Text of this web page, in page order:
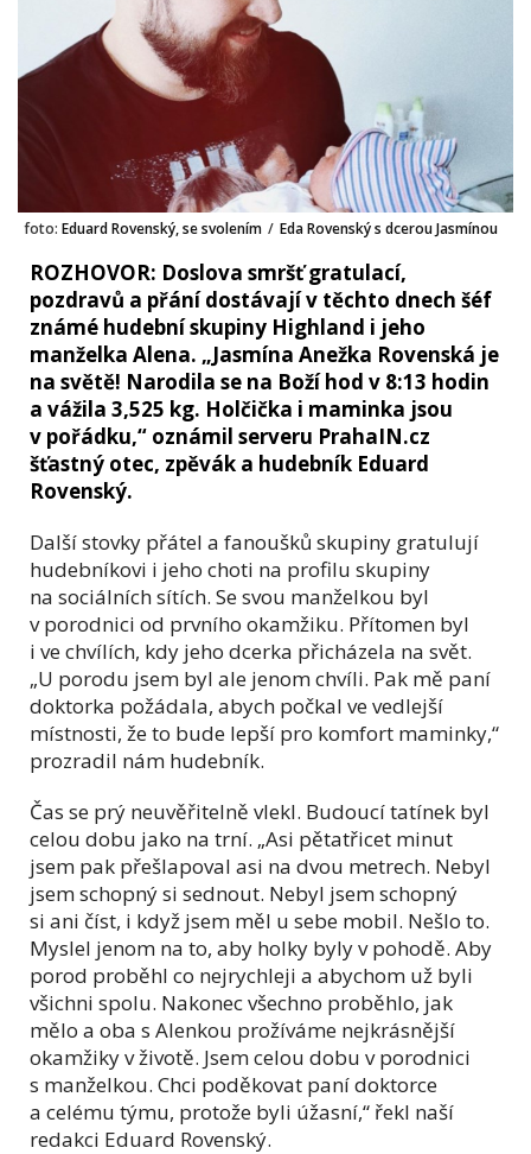
foto: Eduard Rovenský, se svolením / Eda Rovenský s dcerou Jasmínou
ROZHOVOR: Doslova smršť gratulací,
pozdravů a přání dostávají v těchto dnech šéf
známé hudební skupiny Highland i jeho
manželka Alena. „Jasmína Anežka Rovenská je
na světě! Narodila se na Boží hod v 8:13 hodin
a vážila 3,525 kg. Holčička i maminka jsou
v pořádku,“ oznámil serveru PrahaIN.cz
šťastný otec, zpěvák a hudebník Eduard
Rovenský.
Další stovky přátel a fanoušků skupiny gratulují
hudebníkovi i jeho choti na profilu skupiny
na sociálních sítích. Se svou manželkou byl
v porodnici od prvního okamžiku. Přítomen byl
i ve chvílích, kdy jeho dcerka přicházela na svět.
„U porodu jsem byl ale jenom chvíli. Pak mě paní
doktorka požádala, abych počkal ve vedlejší
místnosti, že to bude lepší pro komfort maminky,“
prozradil nám hudebník.
Čas se prý neuvěřitelně vlekl. Budoucí tatínek byl
celou dobu jako na trní. „Asi pětatřicet minut
jsem pak přešlapoval asi na dvou metrech. Nebyl
jsem schopný si sednout. Nebyl jsem schopný
si ani číst, i když jsem měl u sebe mobil. Nešlo to.
Myslel jenom na to, aby holky byly v pohodě. Aby
porod proběhl co nejrychleji a abychom už byli
všichni spolu. Nakonec všechno proběhlo, jak
mělo a oba s Alenkou prožíváme nejkrásnější
okamžiky v životě. Jsem celou dobu v porodnici
s manželkou. Chci poděkovat paní doktorce
a celému týmu, protože byli úžasní,“ řekl naší
redakci Eduard Rovenský.